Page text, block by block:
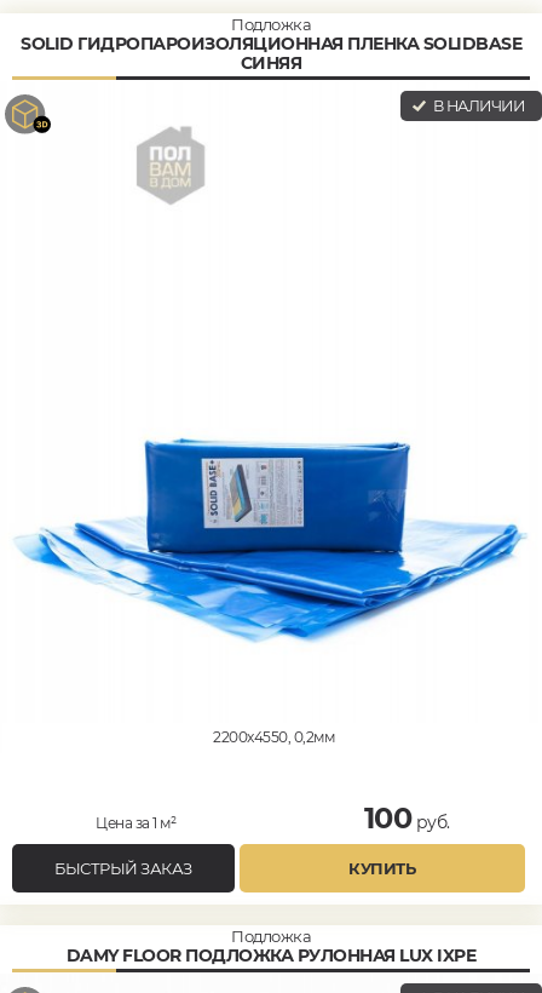
Подложка
SOLID ГИДРОПАРОИЗОЛЯЦИОННАЯ ПЛЕНКА SOLIDBASE
СИНЯЯ
В НАЛИЧИИ
2200x4550, 0,2мм
Цена за 1 м² 100руб.
БЫСТРЫЙ ЗАКАЗ КУПИТЬ
Подложка
DAMY FLOOR ПОДЛОЖКА РУЛОННАЯ LUX IXPE